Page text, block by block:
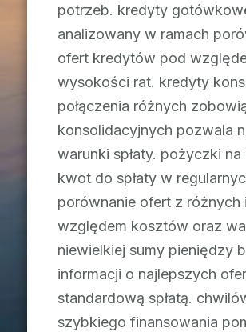
potrzeb. kredyty
analizowany w ramach
ofert kredytów pod
wysokości rat. kredyty
połączenia różnych
konsolidacyjnych pozwala
warunki spłaty. pożyczki
kwot do spłaty w
porównanie ofert z
względem kosztów oraz
niewielkiej sumy pieniędzy
informacji o najlepszych
standardową spłatą.
szybkiego finansowania